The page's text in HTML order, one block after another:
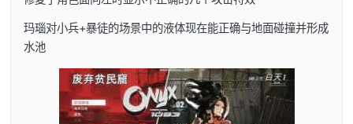
玛瑙对小兵+暴徒的场景中的液体现在能正确与地面碰撞并形成
水池